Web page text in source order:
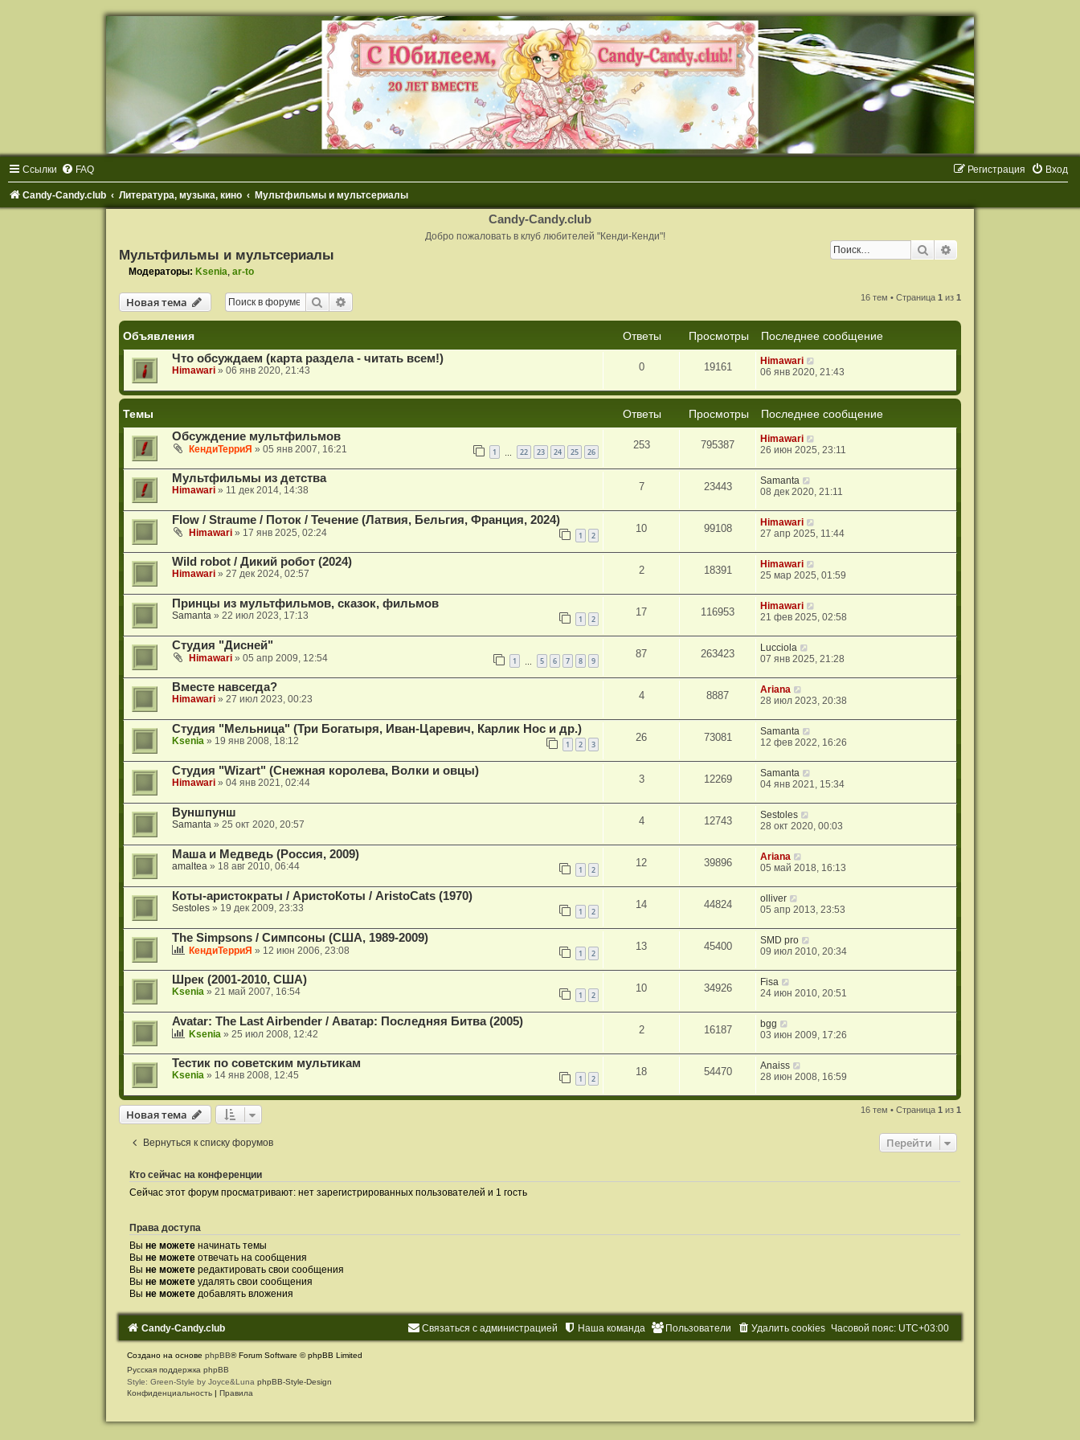
Ссылки FAQ Вход
Регистрация
Candy-Candy.club Литература, музыка, кино Мультфильмы и мультсериалы
Candy-Candy.club
Добро пожаловать в клуб любителей "Кенди-Кенди"!
Поиск
Мультфильмы и мультсериалы
Модераторы: Ksenia ar-to
Новая тема Поиск 16 тем • Страница1 из1
Объявления Ответы Просмотры
Последнее сообщение
Что обсуждаем (карта раздела - читать всем!)
Himawari» 06 янв 2020, 21:43 0 19161
Himawari
06 янв 2020, 21:43
Темы Ответы Просмотры
Последнее сообщение
Обсуждение мультфильмов
КендиТерриЯ » 05 янв 2007, 16:21 1 22 23 24 25 26
253 795387
Himawari
26 июн 2025, 23:11
Мультфильмы из детства
Himawari» 11 дек 2014, 14:38 7 23443
Samanta
08 дек 2020, 21:11
Flow / Straume / Поток / Течение (Латвия, Бельгия, Франция, 2024)
Himawari» 17 янв 2025, 02:24 1 2
10 99108
Himawari
27 апр 2025, 11:44
Wild robot / Дикий робот (2024)
Himawari» 27 дек 2024, 02:57 2 18391
Himawari
25 мар 2025, 01:59
Принцы из мультфильмов, сказок, фильмов
Samanta » 22 июл 2023, 17:13 1 2
17 116953
Himawari
21 фев 2025, 02:58
Студия "Дисней"
Himawari» 05 апр 2009, 12:54 1 5 6 7 8 9
87 263423
Lucciola
07 янв 2025, 21:28
Вместе навсегда?
Himawari» 27 июл 2023, 00:23 4 8887
Ariana
28 июл 2023, 20:38
Студия "Мельница" (Три Богатыря, Иван-Царевич, Карлик Нос и др.)
Ksenia » 19 янв 2008, 18:12 1 2 3
26 73081
Samanta
12 фев 2022, 16:26
Студия "Wizart" (Снежная королева, Волки и овцы)
Himawari» 04 янв 2021, 02:44 3 12269
Samanta
04 янв 2021, 15:34
Вуншпунш
Samanta » 25 окт 2020, 20:57 4 12743
Sestoles
28 окт 2020, 00:03
Маша и Медведь (Россия, 2009)
amaltea » 18 авг 2010, 06:44 1 2
12 39896
Ariana
05 май 2018, 16:13
Коты-аристократы / АристоКоты / AristoCats (1970)
Sestoles» 19 дек 2009, 23:33 1 2
14 44824
olliver
05 апр 2013, 23:53
The Simpsons / Симпсоны (США, 1989-2009)
КендиТерриЯ » 12 июн 2006, 23:08 1 2
13 45400
SMD pro
09 июл 2010, 20:34
Шрек (2001-2010, США)
Ksenia » 21 май 2007, 16:54 1 2
10 34926
Fisa
24 июн 2010, 20:51
Avatar: The Last Airbender / Аватар: Последняя Битва (2005)
Ksenia » 25 июл 2008, 12:42 2 16187
bgg
03 июн 2009, 17:26
Тестик по советским мультикам
Ksenia » 14 янв 2008, 12:45 1 2
18 54470
Anaiss
28 июн 2008, 16:59
Новая тема 16 тем • Страница1 из1
Вернуться к списку форумов Перейти
Кто сейчас на конференции
Сейчас этот форум просматривают: нет зарегистрированных пользователей и 1 гость
Права доступа
Вы не можетеначинать темы
Вы не можетеотвечать на сообщения
Вы не можетередактировать свои сообщения
Вы не можетеудалять свои сообщения
Вы не можетедобавлять вложения
Candy-Candy.club Часовой пояс: UTC+03:00
Удалить cookies
Пользователи
Наша команда
Связаться с администрацией
Создано на основе phpBB® Forum Software © phpBB Limited
Русская поддержка phpBB
Style: Green-Style by Joyce&Luna phpBB-Style-Design
Конфиденциальность | Правила